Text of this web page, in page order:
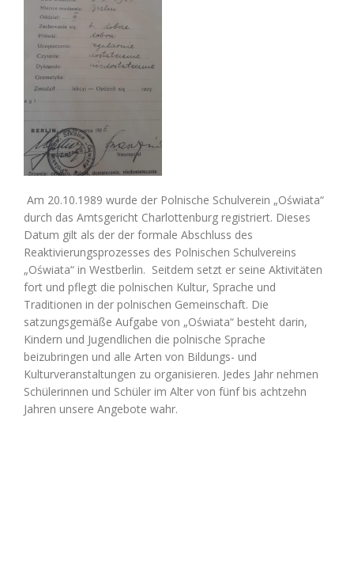
Am 20.10.1989 wurde der Polnische Schulverein „Oświata“
durch das Amtsgericht Charlottenburg registriert. Dieses
Datum gilt als der der formale Abschluss des
Reaktivierungsprozesses des Polnischen Schulvereins
„Oświata“ in Westberlin. Seitdem setzt er seine Aktivitäten
fort und pflegt die polnischen Kultur, Sprache und
Traditionen in der polnischen Gemeinschaft. Die
satzungsgemäße Aufgabe von „Oświata“ besteht darin,
Kindern und Jugendlichen die polnische Sprache
beizubringen und alle Arten von Bildungs- und
Kulturveranstaltungen zu organisieren. Jedes Jahr nehmen
Schülerinnen und Schüler im Alter von fünf bis achtzehn
Jahren unsere Angebote wahr.